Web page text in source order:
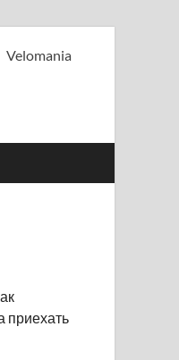
Velomania
приехать